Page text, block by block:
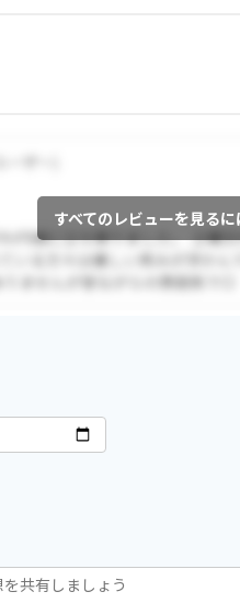
すべてのレビューを見るに